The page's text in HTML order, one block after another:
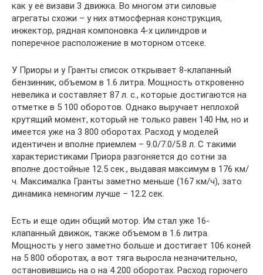
как у ее визави 3 движка. Во многом эти силовые
агрегаты схожи – у них атмосферная конструкция,
инжектор, рядная компоновка 4-х цилиндров и
поперечное расположение в моторном отсеке.
У Приоры и у Гранты список открывает 8-клапанный
бензинник, объемом в 1.6 литра. Мощность откровенно
невелика и составляет 87 л. с., которые достигаются на
отметке в 5 100 оборотов. Однако выручает неплохой
крутящий момент, который не только равен 140 Нм, но и
имеется уже на 3 800 оборотах. Расход у моделей
идентичен и вполне приемлем – 9.0/7.0/5.8 л. С такими
характеристиками Приора разгоняется до сотни за
вполне достойные 12.5 сек., выдавая максимум в 176 км/
ч. Максималка Гранты заметно меньше (167 км/ч), зато
динамика немногим лучше – 12.2 сек.
Есть и еще один общий мотор. Им стал уже 16-
клапанный движок, также объемом в 1.6 литра.
Мощность у него заметно больше и достигает 106 коней
на 5 800 оборотах, а вот тяга выросла незначительно,
остановившись на о на 4 200 оборотах. Расход горючего